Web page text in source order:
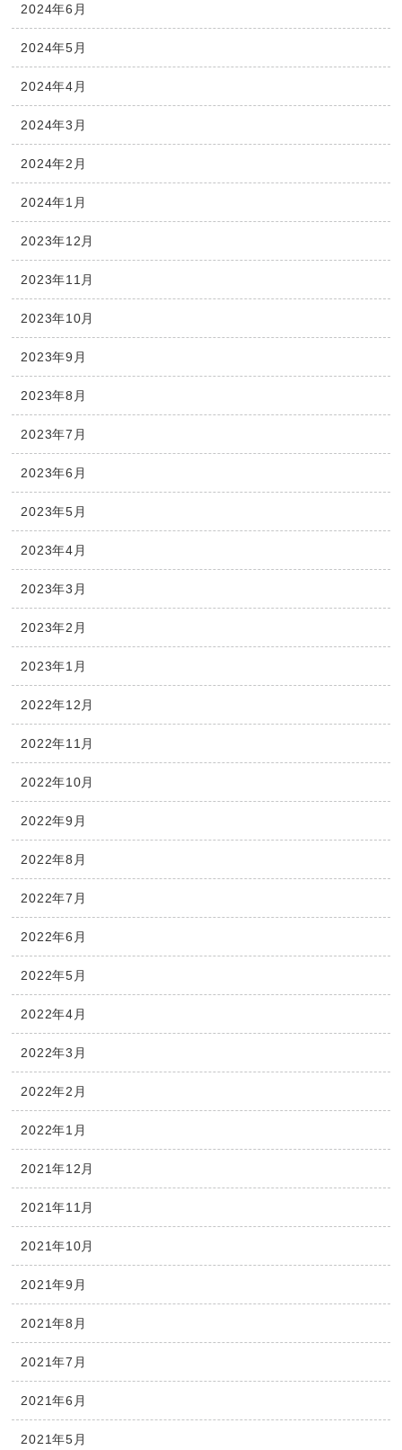
2024年6月
2024年5月
2024年4月
2024年3月
2024年2月
2024年1月
2023年12月
2023年11月
2023年10月
2023年9月
2023年8月
2023年7月
2023年6月
2023年5月
2023年4月
2023年3月
2023年2月
2023年1月
2022年12月
2022年11月
2022年10月
2022年9月
2022年8月
2022年7月
2022年6月
2022年5月
2022年4月
2022年3月
2022年2月
2022年1月
2021年12月
2021年11月
2021年10月
2021年9月
2021年8月
2021年7月
2021年6月
2021年5月